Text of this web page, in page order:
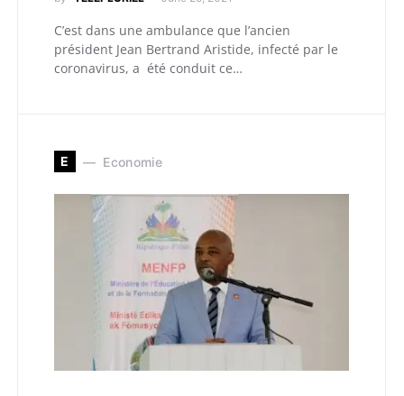
C’est dans une ambulance que l’ancien
président Jean Bertrand Aristide, infecté par le
coronavirus, a été conduit ce…
E Economie